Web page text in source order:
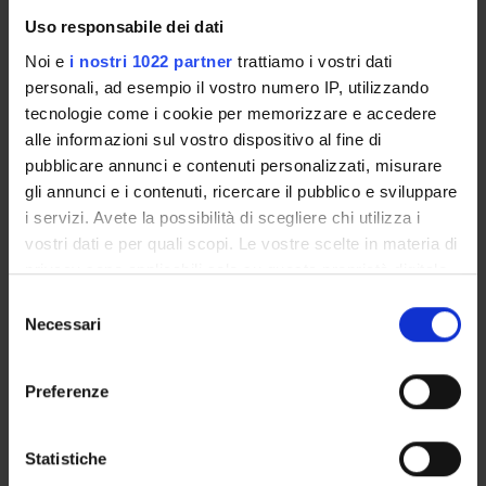
Uso responsabile dei dati
Noi e i nostri 1022 partner trattiamo i vostri dati
personali, ad esempio il vostro numero IP, utilizzando
tecnologie come i cookie per memorizzare e accedere
alle informazioni sul vostro dispositivo al fine di
pubblicare annunci e contenuti personalizzati, misurare
gli annunci e i contenuti, ricercare il pubblico e sviluppare
i servizi. Avete la possibilità di scegliere chi utilizza i
vostri dati e per quali scopi. Le vostre scelte in materia di
privacy sono applicabili solo su questa proprietà digitale
modificare o revocare il proprio consenso in qualsiasi
momento dalla Dichiarazione sui cookie o facendo clic
raccogliere informazioni sulla tua posizione
geografica, con un'approssimazione di qualche
delNecessari
Preferenze
Statistiche
Debora Viviani
Lorenzo Migliorati
Professore a contratto (Dipartimento Culture e Civiltà)
Luigi Tronca
Professore ordinario
COMPETENZE
ATTIVITÀ